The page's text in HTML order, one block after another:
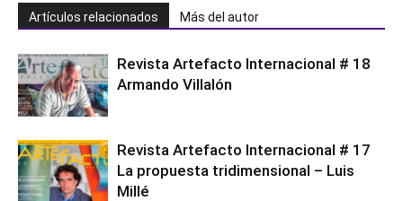
Artículos relacionados Más del autor
Revista Artefacto Internacional # 18
Armando Villalón
Revista Artefacto Internacional # 17
La propuesta tridimensional – Luis
Millé